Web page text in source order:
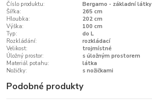
Číslo produktu:
Bergamo - základní látky
Šířka:
265 cm
Hloubka:
202 cm
Výška:
100 cm
Typ:
do L
Rozkládání:
rozkládací
Velikost:
trojmístné
Úložný prostor:
s úložným prostorem
Materiál potahu:
látka
Nožičky:
s nožičkami
Podobné produkty